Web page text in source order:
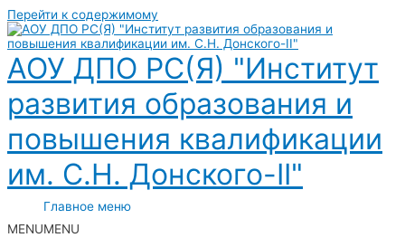
Перейти к содержимому
АОУ ДПО РС(Я) "Институт
развития образования и
повышения квалификации
им. С.Н. Донского-II"
Главное меню
MENUMENU